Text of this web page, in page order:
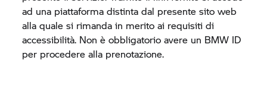
ad una piattaforma distinta dal presente sito web
alla quale si rimanda in merito ai requisiti di
accessibilità. Non è obbligatorio avere un BMW ID
per procedere alla prenotazione.